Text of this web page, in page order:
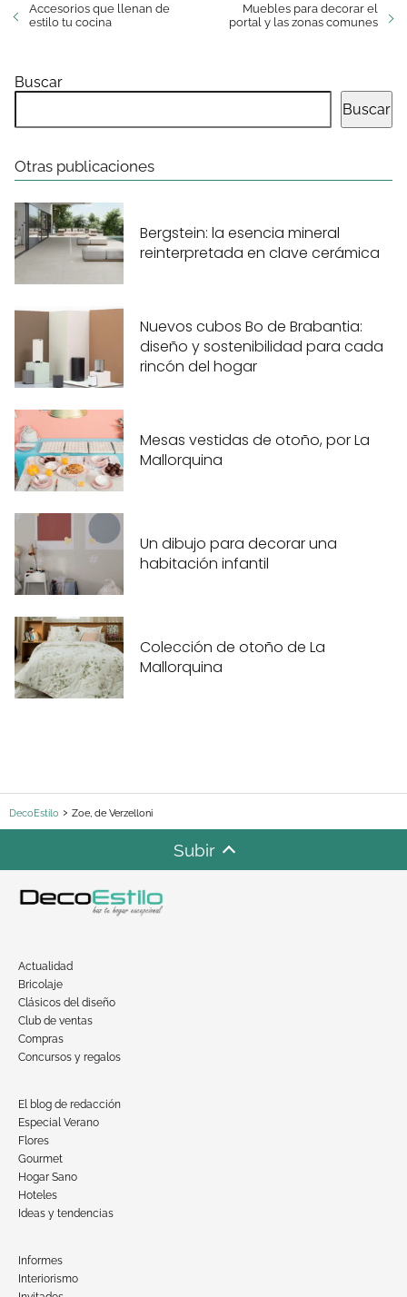
Accesorios que llenan de
estilo tu cocina
Muebles para decorar el
portal y las zonas comunes
Buscar
Buscar
Otras publicaciones
Bergstein: la esencia mineral
reinterpretada en clave cerámica
Nuevos cubos Bo de Brabantia:
diseño y sostenibilidad para cada
rincón del hogar
Mesas vestidas de otoño, por La
Mallorquina
Un dibujo para decorar una
habitación infantil
Colección de otoño de La
Mallorquina
DecoEstilo Zoe, de Verzelloni
Subir
Actualidad
Bricolaje
Clásicos del diseño
Club de ventas
Compras
Concursos y regalos
El blog de redacción
Especial Verano
Flores
Gourmet
Hogar Sano
Hoteles
Ideas y tendencias
Informes
Interiorismo